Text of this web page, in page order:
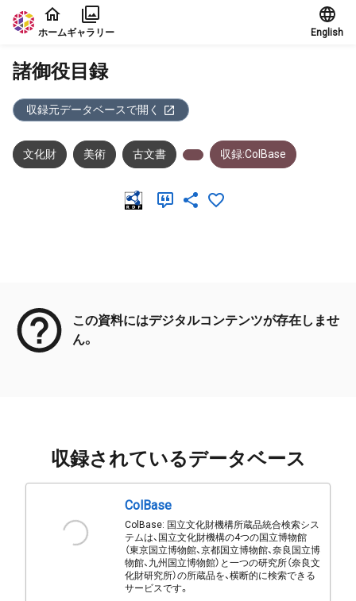
本文に飛ぶ
ホームギャラリー English
諸御役目録
収録元データベースで開く
文化財 美術 古文書 収録:ColBase
この資料にはデジタルコンテンツが存在しませ
ん。
収録されているデータベース
ColBase
ColBase: 国立文化財機構所蔵品統合検索シス
テムは、国立文化財機構の4つの国立博物館
（東京国立博物館、京都国立博物館、奈良国立博
物館、九州国立博物館）と一つの研究所（奈良文
化財研究所）の所蔵品を、横断的に検索できる
サービスです。